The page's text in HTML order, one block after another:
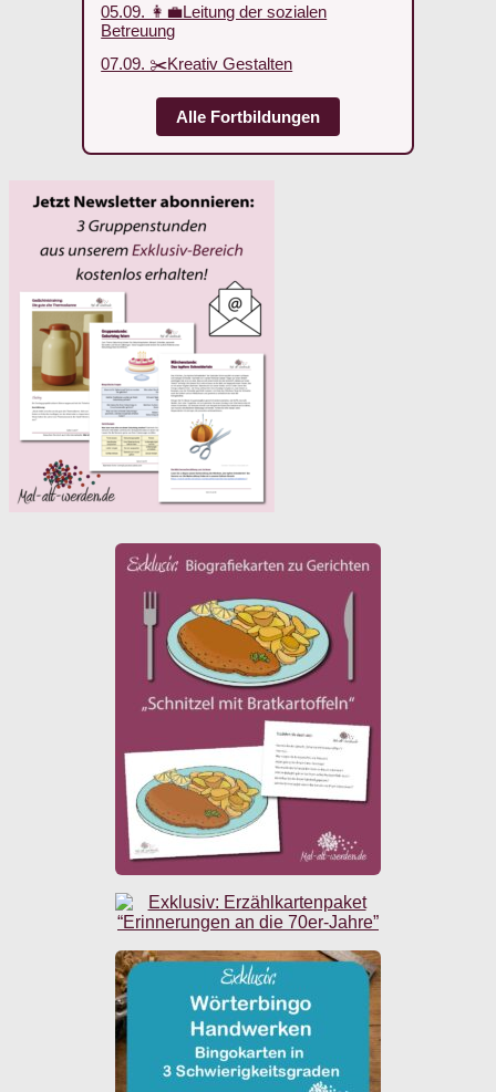
05.09. 👩‍💼Leitung der sozialen
Betreuung
07.09. ✂️Kreativ Gestalten
Alle Fortbildungen